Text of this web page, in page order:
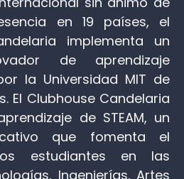
en 19 países, el
implementa un
de aprendizaje
la Universidad MIT de
El Clubhouse Candelaria
de STEAM, un
que fomenta el
estudiantes en las
Ingenierías, Artes